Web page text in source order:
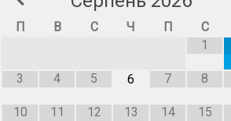
П В С Ч П С
1
3 4 5 6 7 8
10 11 12 13 14 15